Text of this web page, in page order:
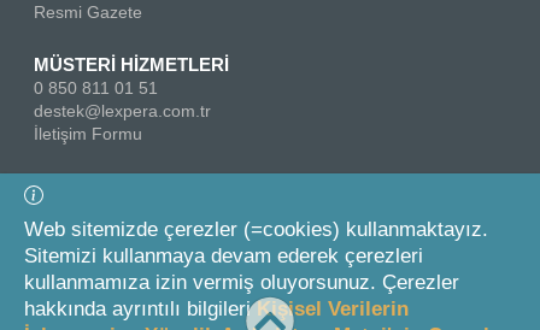
Resmi Gazete
MÜSTERİ HİZMETLERİ
0 850 811 01 51
destek@lexpera.com.tr
İletişim Formu
Bizi Takip Edin
Web sitemizde çerezler (=cookies) kullanmaktayız.
Sitemizi kullanmaya devam ederek çerezleri
kullanmamıza izin vermiş oluyorsunuz. Çerezler
hakkında ayrıntılı bilgileriKişisel Verilerin